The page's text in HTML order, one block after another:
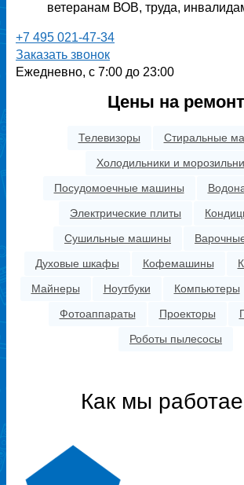
ветеранам ВОВ, труда,
+7 495 021-47-34
Заказать звонок
Ежедневно, с 7:00 до 23:00
Цены на ремонт
Телевизоры
Стиральные
Холодильники и
Посудомоечные машины
Электрические плиты
Сушильные машины
Духовые шкафы
Кофемашины
Майнеры
Ноутбуки Компьютеры
Фотоаппараты
Проекторы
Роботы пылесосы
Как мы